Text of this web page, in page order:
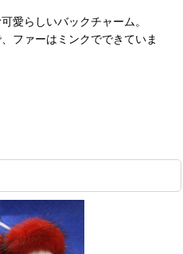
愛らしいバックチャーム。
ファーはミンクでできていま